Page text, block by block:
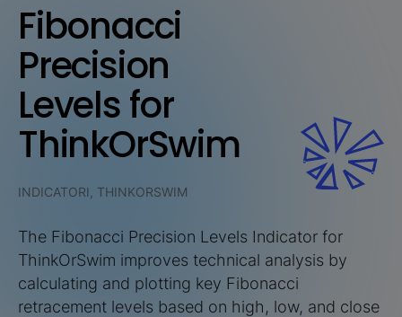
Fibonacci
Precision
Levels for
ThinkOrSwim
INDICATORI, THINKORSWIM
The Fibonacci Precision Levels Indicator for
ThinkOrSwim improves technical analysis by
calculating and plotting key Fibonacci
retracement levels based on high, low, and close